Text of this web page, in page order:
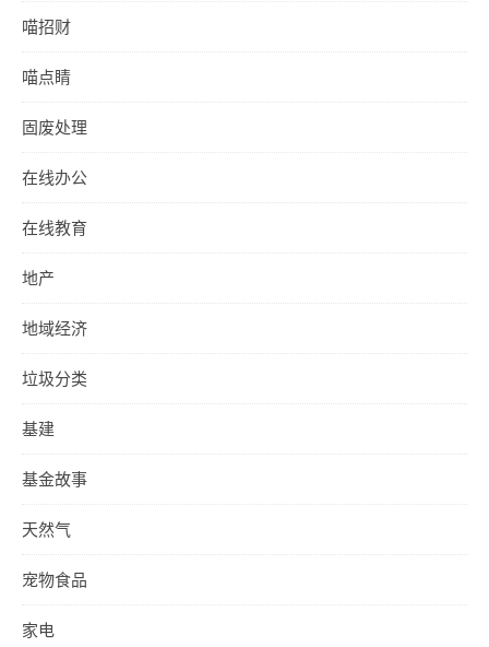
喵招财
喵点睛
固废处理
在线办公
在线教育
地产
地域经济
垃圾分类
基建
基金故事
天然气
宠物食品
家电